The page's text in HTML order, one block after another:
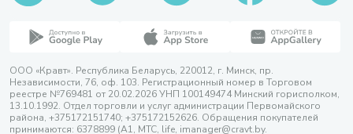
ООО «Кравт». Республика Беларусь, 220012, г. Минск, пр.
Независимости, 76, оф. 103. Регистрационный номер в Торговом
реестре №769481 от 20.02.2026 УНП 100149474 Минский горисполком,
13.10.1992. Отдел торговли и услуг администрации Первомайского
района, +375172151740; +375172152626. Обращения покупателей
принимаются: 6378899 (А1, МТС, life, imanager@cravt.by.